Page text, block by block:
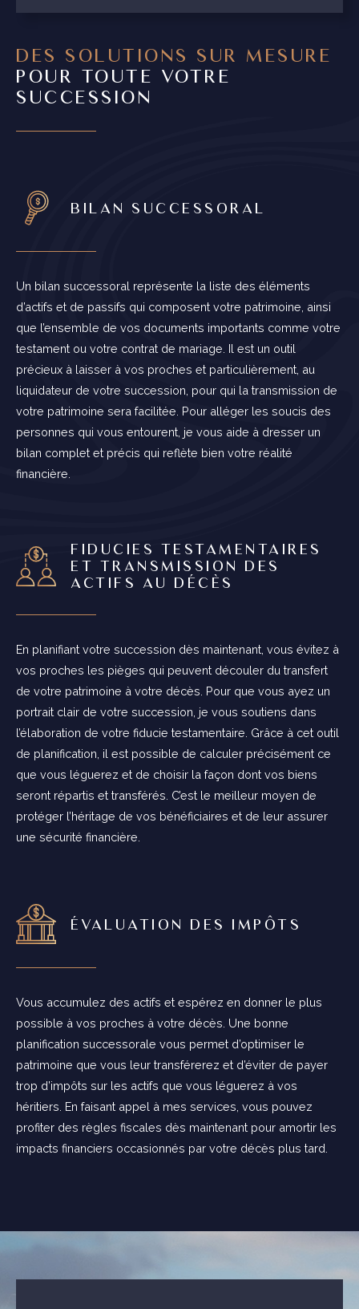
DES SOLUTIONS SUR MESURE
POUR TOUTE VOTRE
SUCCESSION
BILAN SUCCESSORAL
Un bilan successoral représente la liste des éléments
d’actifs et de passifs qui composent votre patrimoine, ainsi
que l’ensemble de vos documents importants comme votre
testament ou votre contrat de mariage. Il est un outil
précieux à laisser à vos proches et particulièrement, au
liquidateur de votre succession, pour qui la transmission de
votre patrimoine sera facilitée. Pour alléger les soucis des
personnes qui vous entourent, je vous aide à dresser un
bilan complet et précis qui reflète bien votre réalité
financière.
FIDUCIES TESTAMENTAIRES
ET TRANSMISSION DES
ACTIFS AU DÉCÈS
En planifiant votre succession dès maintenant, vous évitez à
vos proches les pièges qui peuvent découler du transfert
de votre patrimoine à votre décès. Pour que vous ayez un
portrait clair de votre succession, je vous soutiens dans
l’élaboration de votre fiducie testamentaire. Grâce à cet outil
de planification, il est possible de calculer précisément ce
que vous léguerez et de choisir la façon dont vos biens
seront répartis et transférés. C’est le meilleur moyen de
protéger l’héritage de vos bénéficiaires et de leur assurer
une sécurité financière.
ÉVALUATION DES IMPÔTS
Vous accumulez des actifs et espérez en donner le plus
possible à vos proches à votre décès. Une bonne
planification successorale vous permet d’optimiser le
patrimoine que vous leur transférerez et d’éviter de payer
trop d’impôts sur les actifs que vous léguerez à vos
héritiers. En faisant appel à mes services, vous pouvez
profiter des règles fiscales dès maintenant pour amortir les
impacts financiers occasionnés par votre décès plus tard.